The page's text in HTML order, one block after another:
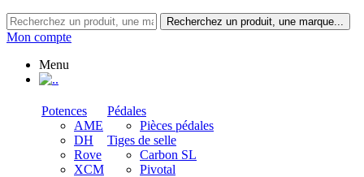
Recherchez un produit, une marque...
Mon compte
Menu
.
Potences
AME
DH
Rove
XCM
Pédales
Pièces pédales
Tiges de selle
Carbon SL
Pivotal